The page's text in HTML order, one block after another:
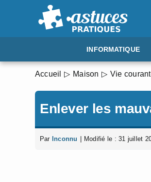
INFORMATIQUE
Accueil Maison Vie
Enlever les
Par Inconnu Modifié le : 31 juillet